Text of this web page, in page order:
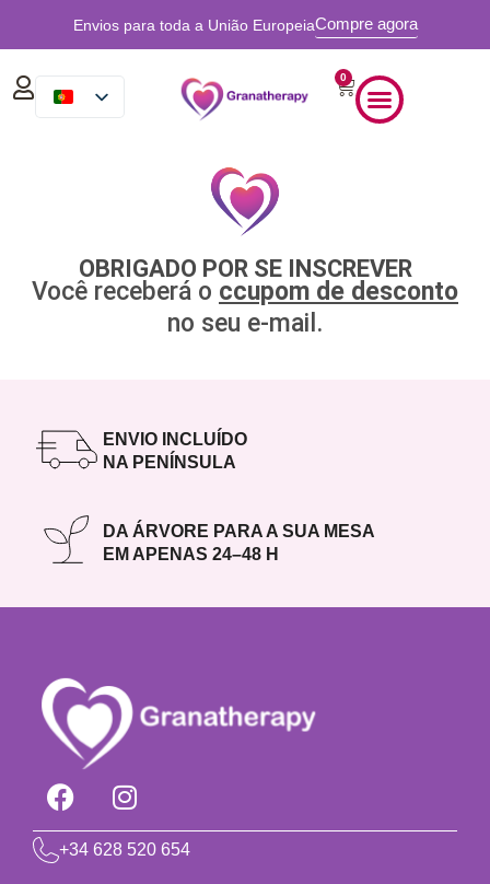
Envios para toda a União EuropeiaCompre agora
0
OBRIGADO POR SE INSCREVER
Você receberá o ccupom de desconto
no seu e-mail.
ENVIO INCLUÍDO
NA PENÍNSULA
DA ÁRVORE PARA A SUA MESA
EM APENAS 24–48 H
+34 628 520 654